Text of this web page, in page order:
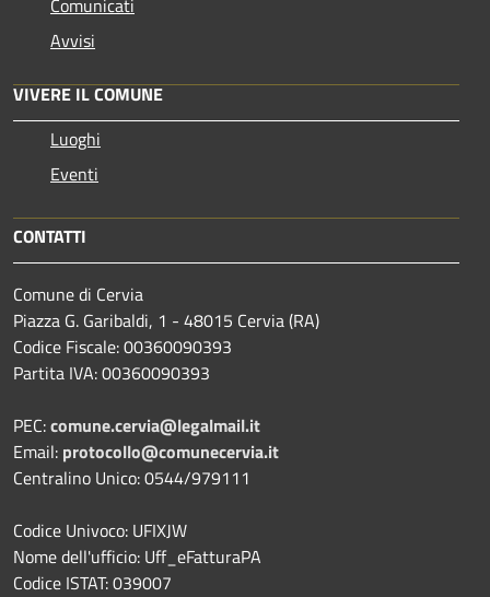
Comunicati
Avvisi
VIVERE IL COMUNE
Luoghi
Eventi
CONTATTI
Comune di Cervia
Piazza G. Garibaldi, 1 - 48015 Cervia (RA)
Codice Fiscale: 00360090393
Partita IVA: 00360090393
PEC:comune.cervia@legalmail.it
Email: protocollo@comunecervia.it
Centralino Unico: 0544/979111
Codice Univoco: UFIXJW
Nome dell'ufficio: Uff_eFatturaPA
Codice ISTAT: 039007